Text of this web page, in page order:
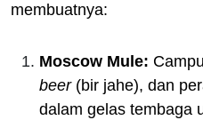
membuatnya:
Moscow Mule:
beer(bir jahe), dan
dalam gelas tembaga